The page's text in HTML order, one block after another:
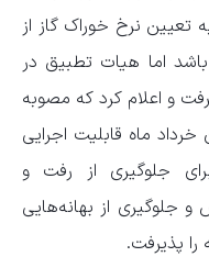
نرخ خوراک گاز از
اما هیات تطبیق در
و اعلام کرد که مصوبه
ماه قابلیت اجرایی
جلوگیری از رفت و
از بهانه‌هایی
را پذیرفت.